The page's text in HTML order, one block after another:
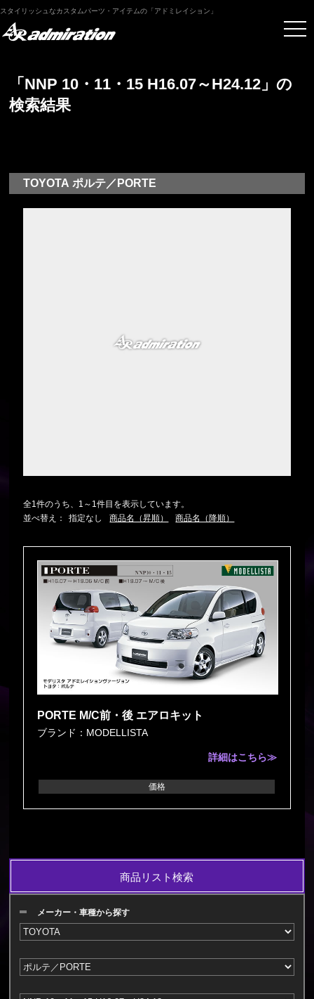
スタイリッシュなカスタムパーツ・アイテムの「アドミレイション」
「NNP 10・11・15 H16.07～H24.12」の
検索結果
TOYOTA ポルテ／PORTE
全1件のうち、1～1件目を表示しています。
並べ替え：
指定なし 商品名（昇順） 商品名（降順）
PORTE M/C前・後 エアロキット
ブランド：MODELLISTA
詳細はこちら≫
価格
商品リスト検索
メーカー・車種から探す